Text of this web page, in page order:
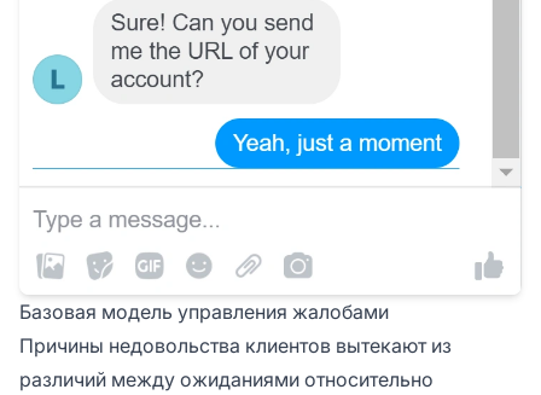
Базовая модель управления жалобами
Причины недовольства клиентов вытекают из
различий между ожиданиями относительно